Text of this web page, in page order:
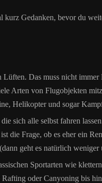
kurz Gedanken, bevor du
Das muss nicht immer
Arten von Flugobjekten
Helikopter und sogar
sich alle selbst fahren
die Frage, ob es eher ein
geht es natürlich weniger
Sportarten wie
oder Canyoning bis